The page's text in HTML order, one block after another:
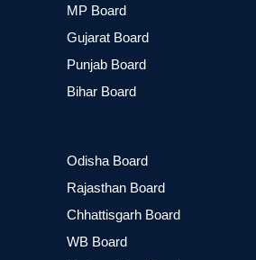
MP Board
Gujarat Board
Punjab Board
Bihar Board
Odisha Board
Rajasthan Board
Chhattisgarh Board
WB Board